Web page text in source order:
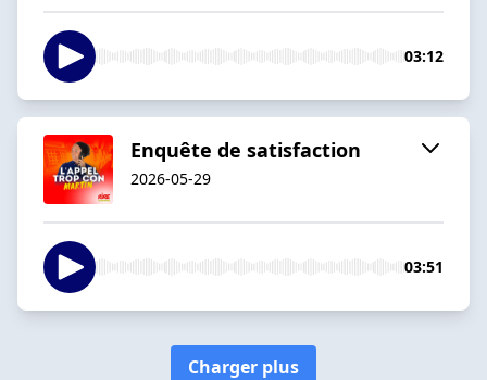
03:12
Enquête de satisfaction
2026-05-29
03:51
Charger plus